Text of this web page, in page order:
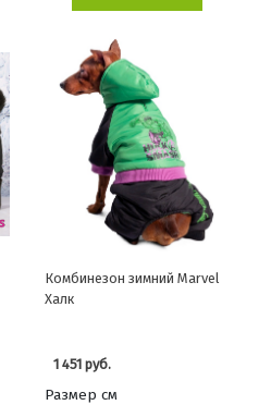
Комбинезон зимний Marvel
Халк
1 451 руб.
Размер см